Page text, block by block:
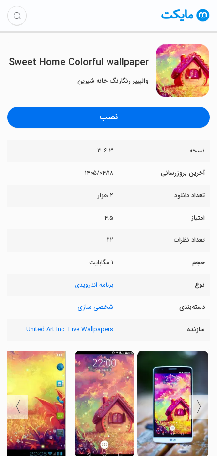
Sweet Home Colorful wallpaper
والپیپر رنگارنگ خانه شیرین
نصب
نسخه ۳.۶.۳
آخرین بروزرسانی ۱۴۰۵/۰۴/۱۸
تعداد دانلود ۲ هزار
امتیاز ۴.۵
تعداد نظرات ۲۲
حجم ۱ مگابایت
نوع برنامه اندرویدی
دسته‌بندی شخصی سازی
سازنده United Art Inc. Live Wallpapers
〈
〉